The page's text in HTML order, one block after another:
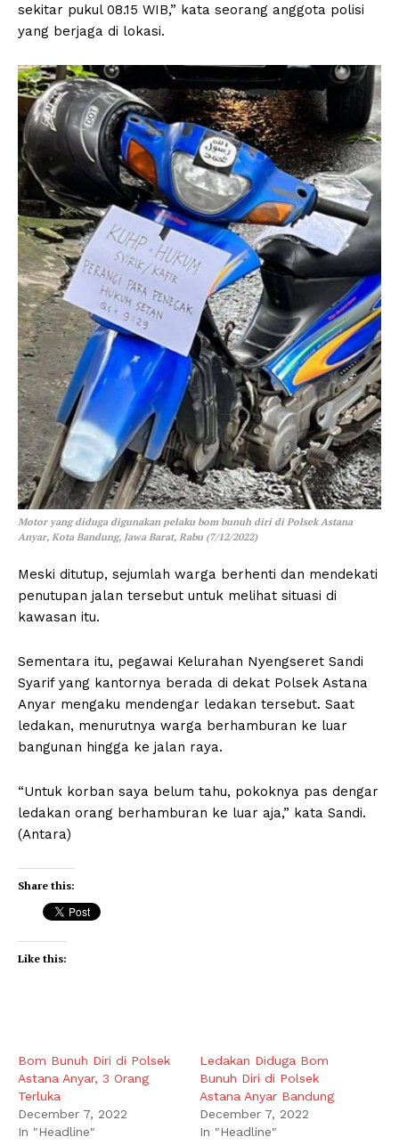
sekitar pukul 08.15 WIB,” kata seorang anggota polisi
yang berjaga di lokasi.
Motor yang diduga digunakan pelaku bom bunuh diri di Polsek Astana
Anyar, Kota Bandung, Jawa Barat, Rabu (7/12/2022)
Meski ditutup, sejumlah warga berhenti dan mendekati
penutupan jalan tersebut untuk melihat situasi di
kawasan itu.
Sementara itu, pegawai Kelurahan Nyengseret Sandi
Syarif yang kantornya berada di dekat Polsek Astana
Anyar mengaku mendengar ledakan tersebut. Saat
ledakan, menurutnya warga berhamburan ke luar
bangunan hingga ke jalan raya.
“Untuk korban saya belum tahu, pokoknya pas dengar
ledakan orang berhamburan ke luar aja,” kata Sandi.
(Antara)
Share this:
Like this:
Bom Bunuh Diri di Polsek
Astana Anyar, 3 Orang
Terluka
December 7, 2022
In "Headline"
Ledakan Diduga Bom
Bunuh Diri di Polsek
Astana Anyar Bandung
December 7, 2022
In "Headline"